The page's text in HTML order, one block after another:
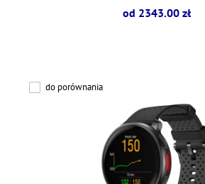
od 2343.00 zł
do porównania